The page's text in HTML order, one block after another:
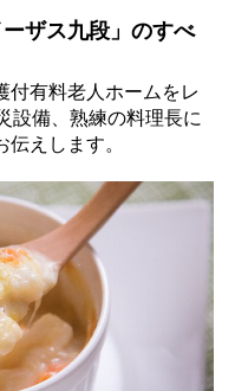
ザス九段」のすべ
付有料老人ホームをレ
設備、熟練の料理長に
えします。